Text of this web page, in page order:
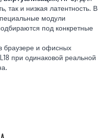
так и низкая латентность. В
модули
под конкретные
браузере и офисных
при одинаковой реальной